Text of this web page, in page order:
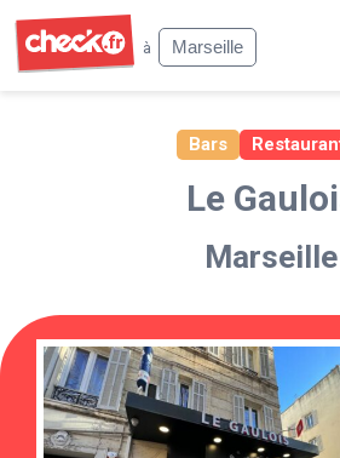
à
Marseille
Bars
Le
Marseille